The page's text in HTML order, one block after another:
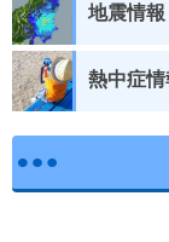
地震情報
熱中症情